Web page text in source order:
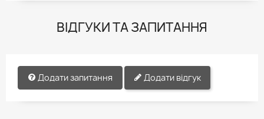
ВІДГУКИ ТА ЗАПИТАННЯ
Додати запитання Додати відгук